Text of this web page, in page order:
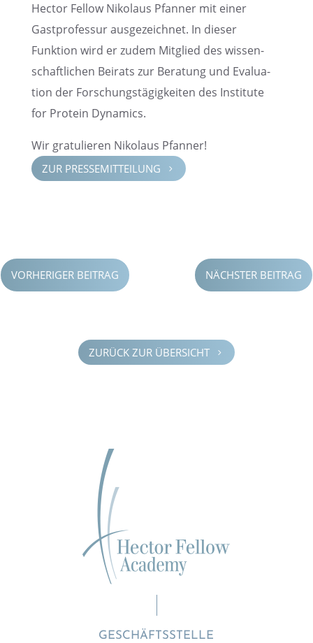
Hector Fellow Nikolaus Pfanner mit einer
Gastpro­fes­sur ausge­zeich­net. In dieser
Funktion wird er zudem Mitglied des wissen­
schaft­li­chen Beirats zur Beratung und Evalua­
tion der Forschungs­tä­gig­kei­ten des Insti­tute
for Protein Dynamics.
Wir gratu­lie­ren Nikolaus Pfanner!
ZUR PRESSE­MIT­TEI­LUNG 5
VORHERIGER BEITRAG NÄCHSTER BEITRAG
ZURÜCK ZUR ÜBERSICHT 5
GESCHÄFTSSTELLE